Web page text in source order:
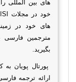
های بین المللی
خود در مجلات
ISI
های خود در
مترجمین فارسی
بگیرید.
پورتال پویان
ارائه ترجمه